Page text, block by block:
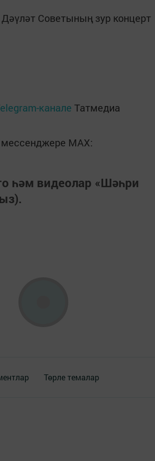
Советының зур концерт
канале Татмедиа
мессенджере MАХ:
һәм видеолар «Шәһри
Төрле темалар